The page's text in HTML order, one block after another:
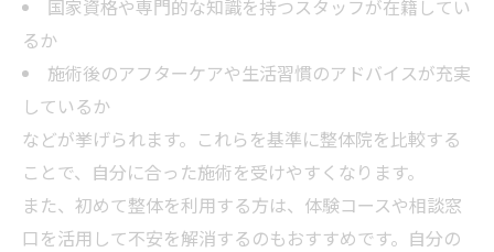
国家資格や専門的な知識を持つスタッフが在籍してい
るか
施術後のアフターケアや生活習慣のアドバイスが充実
しているか
などが挙げられます。これらを基準に整体院を比較する
ことで、自分に合った施術を受けやすくなります。
また、初めて整体を利用する方は、体験コースや相談窓
口を活用して不安を解消するのもおすすめです。自分の